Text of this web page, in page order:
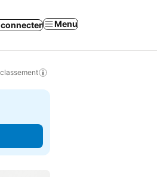
connecter Menu